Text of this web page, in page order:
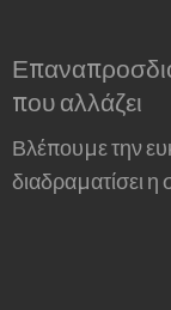
που αλλάζει
Βλέπουμε την
διαδραματίσει